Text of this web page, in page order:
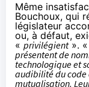
Même
Bouchoux, qui
législateur
ou, à défaut,
« privilégient».
présentent de
technologique et
audibilité du code
mutualisation.